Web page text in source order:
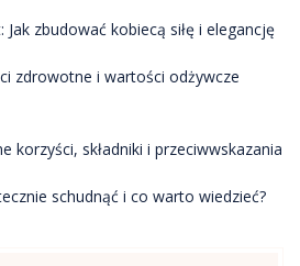
Jak zbudować kobiecą siłę i elegancję
zdrowotne i wartości odżywcze
korzyści, składniki i przeciwwskazania
schudnąć i co warto wiedzieć?